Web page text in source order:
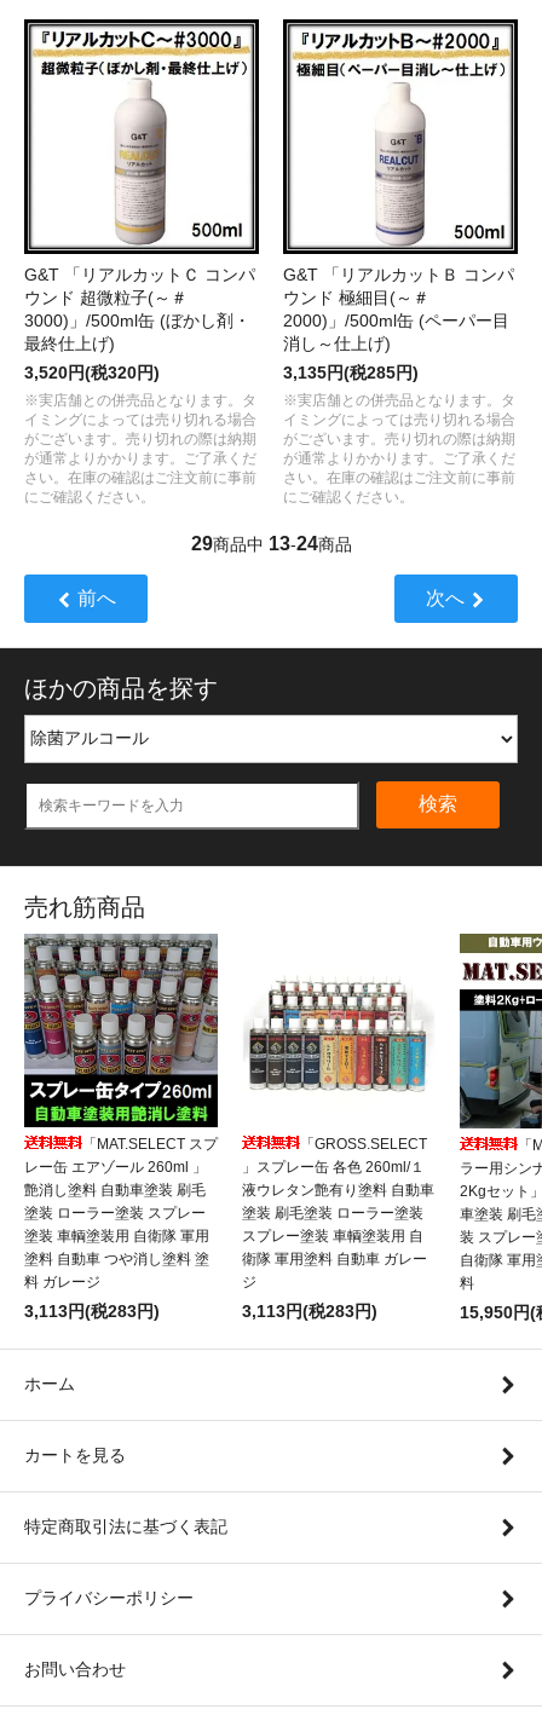
G&T 「リアルカットＣ コンパ
ウンド 超微粒子(～＃
3000)」/500ml缶 (ぼかし剤・
最終仕上げ)
3,520円(税320円)
※実店舗との併売品となります。タ
イミングによっては売り切れる場合
がございます。売り切れの際は納期
が通常よりかかります。ご了承くだ
さい。在庫の確認はご注文前に事前
にご確認ください。
G&T 「リアルカットＢ コンパ
ウンド 極細目(～＃
2000)」/500ml缶 (ペーパー目
消し～仕上げ)
3,135円(税285円)
※実店舗との併売品となります。タ
イミングによっては売り切れる場合
がございます。売り切れの際は納期
が通常よりかかります。ご了承くだ
さい。在庫の確認はご注文前に事前
にご確認ください。
29商品中 13-24商品
前へ 次へ
ほかの商品を探す
検索
売れ筋商品
「MAT.SELECT スプ
レー缶 エアゾール 260ml 」
艶消し塗料 自動車塗装 刷毛
塗装 ローラー塗装 スプレー
塗装 車輌塗装用 自衛隊 軍用
塗料 自動車 つや消し塗料 塗
料 ガレージ
3,113円(税283円)
「GROSS.SELECT
」スプレー缶 各色 260ml/１
液ウレタン艶有り塗料 自動車
塗装 刷毛塗装 ローラー塗装
スプレー塗装 車輌塗装用 自
衛隊 軍用塗料 自動車 ガレー
ジ
3,113円(税283円)
ラー用シン
2Kgセット
車塗装 刷毛
装 スプレー
自衛隊 軍用
料
15,950円(
ホーム
カートを見る
特定商取引法に基づく表記
プライバシーポリシー
お問い合わせ